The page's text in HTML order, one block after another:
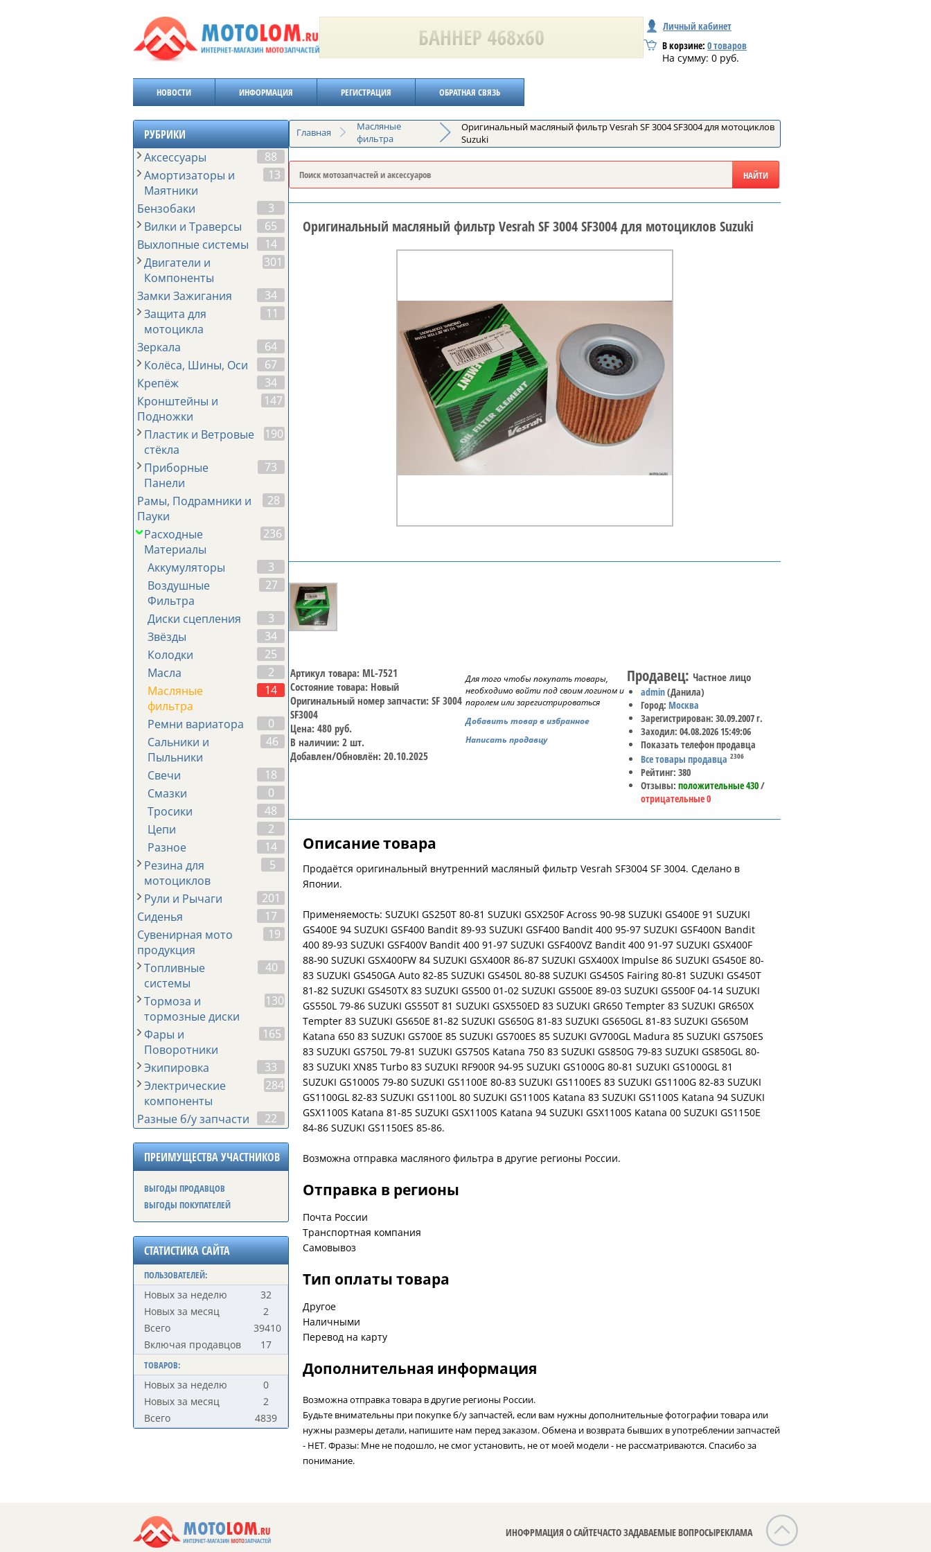
Личный кабинет
В корзине: 0товаров
На сумму: 0 руб.
НОВОСТИ ИНФОРМАЦИЯ РЕГИСТРАЦИЯ ОБРАТНАЯ СВЯЗЬ
РУБРИКИ
Аксессуары
88
Амортизаторы и
Маятники
13
Бензобаки
3
Вилки и Траверсы
65
Выхлопные системы
14
Двигатели и
Компоненты
301
Замки Зажигания
34
Защита для
мотоцикла
11
Зеркала
64
Колёса, Шины, Оси
67
Крепёж
34
Кронштейны и
Подножки
147
Пластик и Ветровые
стёкла
190
Приборные
Панели
73
Рамы, Подрамники и
Пауки
28
Расходные
Материалы
236
Аккумуляторы
3
Воздушные
Фильтра
27
Диски сцепления
3
Звёзды
34
Колодки
25
Масла
2
Масляные
фильтра
14
Ремни вариатора
0
Сальники и
Пыльники
46
Свечи
18
Смазки
0
Тросики
48
Цепи
2
Разное
14
Резина для
мотоциклов
5
Рули и Рычаги
201
Сиденья
17
Сувенирная мото
продукция
19
Топливные
системы
40
Тормоза и
тормозные диски
130
Фары и
Поворотники
165
Экипировка
33
Электрические
компоненты
284
Разные б/у запчасти 22
ПРЕИМУЩЕСТВА УЧАСТНИКОВ
ВЫГОДЫ ПРОДАВЦОВ
ВЫГОДЫ ПОКУПАТЕЛЕЙ
СТАТИСТИКА САЙТА
ПОЛЬЗОВАТЕЛЕЙ:
Новых за неделю
32
Новых за месяц
2
Всего
39410
Включая продавцов
17
ТОВАРОВ:
Новых за неделю
0
Новых за месяц
2
Всего
4839
Главная
Масляные
фильтра
Оригинальный масляный фильтр Vesrah SF 3004 SF3004 для мотоциклов
Suzuki
Оригинальный масляный фильтр Vesrah SF 3004 SF3004 для мотоциклов Suzuki
Артикул товара: ML-7521
Состояние товара: Новый
Оригинальный номер запчасти: SF 3004
SF3004
Цена: 480 руб.
В наличии: 2 шт.
Добавлен/Обновлён: 20.10.2025
Для того чтобы покупать товары,
необходимо войти под своим логином и
паролем или зарегистрироваться
Добавить товар в избранное
Написать продавцу
Продавец: Частное лицо
admin(Данила)
Город: Москва
Зарегистрирован: 30.09.2007 г.
Заходил: 04.08.2026 15:49:06
Показать телефон продавца
Все товары продавца 2306
Рейтинг: 380
Отзывы:положительные 430/
отрицательные 0
Описание товара
Продаётся оригинальный внутренний масляный фильтр Vesrah SF3004 SF 3004. Сделано в
Японии.
Применяемость: SUZUKI GS250T 80-81 SUZUKI GSX250F Across 90-98 SUZUKI GS400E 91 SUZUKI
GS400E 94 SUZUKI GSF400 Bandit 89-93 SUZUKI GSF400 Bandit 400 95-97 SUZUKI GSF400N Bandit
400 89-93 SUZUKI GSF400V Bandit 400 91-97 SUZUKI GSF400VZ Bandit 400 91-97 SUZUKI GSX400F
88-90 SUZUKI GSX400FW 84 SUZUKI GSX400R 86-87 SUZUKI GSX400X Impulse 86 SUZUKI GS450E 80-
83 SUZUKI GS450GA Auto 82-85 SUZUKI GS450L 80-88 SUZUKI GS450S Fairing 80-81 SUZUKI GS450T
81-82 SUZUKI GS450TX 83 SUZUKI GS500 01-02 SUZUKI GS500E 89-03 SUZUKI GS500F 04-14 SUZUKI
GS550L 79-86 SUZUKI GS550T 81 SUZUKI GSX550ED 83 SUZUKI GR650 Tempter 83 SUZUKI GR650X
Tempter 83 SUZUKI GS650E 81-82 SUZUKI GS650G 81-83 SUZUKI GS650GL 81-83 SUZUKI GS650M
Katana 650 83 SUZUKI GS700E 85 SUZUKI GS700ES 85 SUZUKI GV700GL Madura 85 SUZUKI GS750ES
83 SUZUKI GS750L 79-81 SUZUKI GS750S Katana 750 83 SUZUKI GS850G 79-83 SUZUKI GS850GL 80-
83 SUZUKI XN85 Turbo 83 SUZUKI RF900R 94-95 SUZUKI GS1000G 80-81 SUZUKI GS1000GL 81
SUZUKI GS1000S 79-80 SUZUKI GS1100E 80-83 SUZUKI GS1100ES 83 SUZUKI GS1100G 82-83 SUZUKI
GS1100GL 82-83 SUZUKI GS1100L 80 SUZUKI GS1100S Katana 83 SUZUKI GS1100S Katana 94 SUZUKI
GSX1100S Katana 81-85 SUZUKI GSX1100S Katana 94 SUZUKI GSX1100S Katana 00 SUZUKI GS1150E
84-86 SUZUKI GS1150ES 85-86.
Отправка в регионы
Почта России
Транспортная компания
Самовывоз
Тип оплаты товара
Другое
Наличными
Перевод на карту
Дополнительная информация
Возможна отправка товара в другие регионы России.
Будьте внимательны при покупке б/у запчастей, если вам нужны дополнительные фотографии товара или
нужны размеры детали, напишите нам перед заказом. Обмена и возврата бывших в употреблении запчастей
- НЕТ. Фразы: Мне не подошло, не смог установить, не от моей модели - не рассматриваются. Спасибо за
понимание.
ИНОФРМАЦИЯ О САЙТЕЧАСТО ЗАДАВАЕМЫЕ ВОПРОСЫРЕКЛАМА